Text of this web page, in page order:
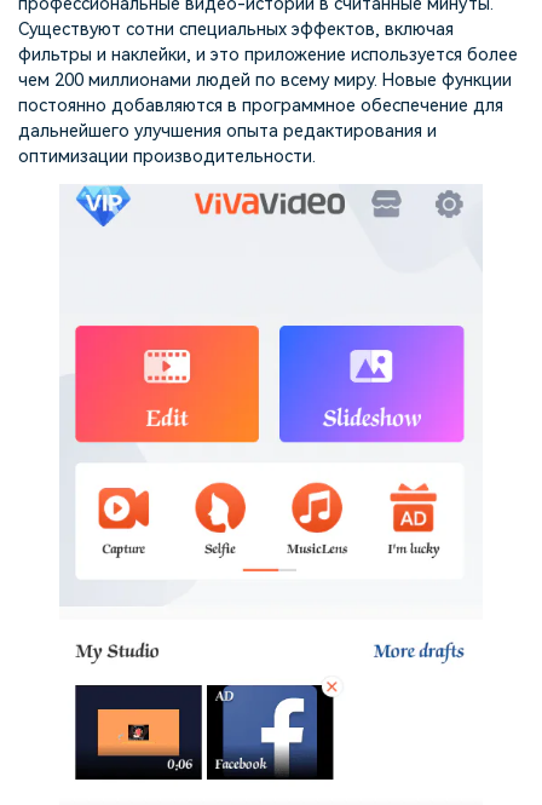
Существуют сотни специальных эффектов, включая
фильтры и наклейки, и это приложение используется более
чем 200 миллионами людей по всему миру. Новые функции
постоянно добавляются в программное обеспечение для
дальнейшего улучшения опыта редактирования и
оптимизации производительности.